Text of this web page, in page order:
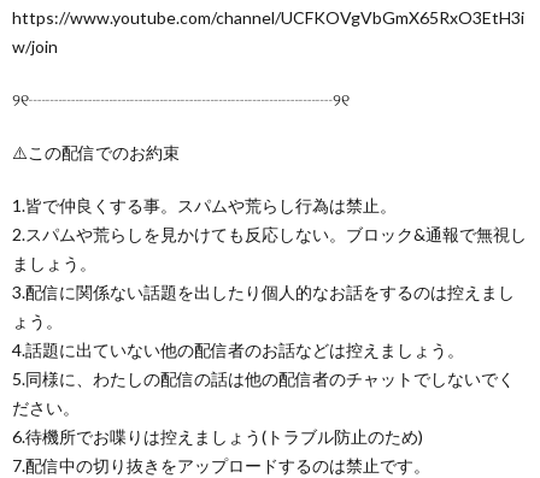
https://www.youtube.com/channel/UCFKOVgVbGmX65RxO3EtH3i
w/join
୨୧┈┈┈┈┈┈┈┈┈┈┈┈┈┈┈┈┈┈୨୧
⚠️この配信でのお約束
1.皆で仲良くする事。スパムや荒らし行為は禁止。
2.スパムや荒らしを見かけても反応しない。ブロック&通報で無視し
ましょう。
3.配信に関係ない話題を出したり個人的なお話をするのは控えまし
ょう。
4.話題に出ていない他の配信者のお話などは控えましょう。
5.同様に、わたしの配信の話は他の配信者のチャットでしないでく
ださい。
6.待機所でお喋りは控えましょう(トラブル防止のため)
7.配信中の切り抜きをアップロードするのは禁止です。